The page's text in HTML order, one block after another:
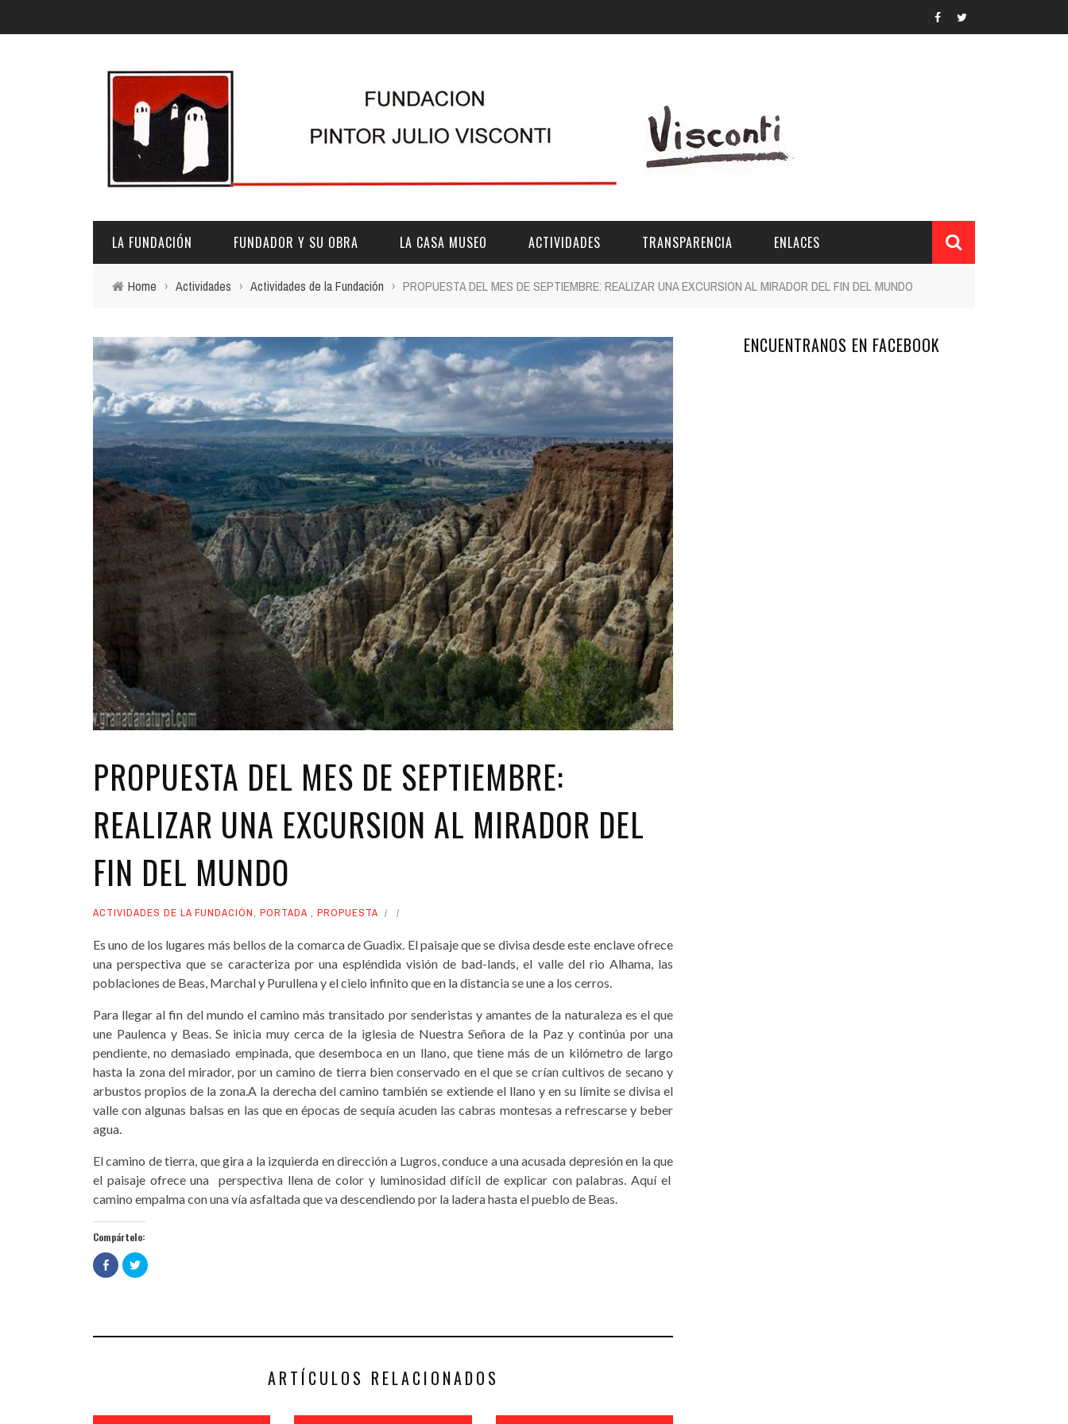
LA FUNDACIÓN
FINES
EL PATRONATO: COMPETENCIAS Y COMPOSICIÓN ACTUAL
FUNDADOR Y SU OBRA
PINTURAS
LA CASA MUSEO
VIDEOS
GALERÍA
FOTOMONTAJES
ACTIVIDADES
OTRAS ACTIVIDADES DE ÁMBITO COMARCAL Y PROVINCIAL
TRANSPARENCIA
REUNIONES Y ACUERDOS DEL PATRONATO
PRESUPUESTO Y CUENTAS ANUALES
ENLACES
Home › Actividades › Actividades de la Fundación › PROPUESTA DEL MES DE SEPTIEMBRE: REALIZAR UNA EXCURSION AL MIRADOR DEL FIN DEL MUNDO
PROPUESTA DEL MES DE SEPTIEMBRE:
REALIZAR UNA EXCURSION AL MIRADOR DEL
FIN DEL MUNDO
ACTIVIDADES DE LA FUNDACIÓN, PORTADA , PROPUESTA
Es uno de los lugares más bellos de la comarca de Guadix. El paisaje que se divisa desde este enclave ofrece
una perspectiva que se caracteriza por una espléndida visión de bad-lands, el valle del rio Alhama, las
poblaciones de Beas, Marchal y Purullena y el cielo infinito que en la distancia se une a los cerros.
Para llegar al fin del mundo el camino más transitado por senderistas y amantes de la naturaleza es el que
une Paulenca y Beas. Se inicia muy cerca de la iglesia de Nuestra Señora de la Paz y continúa por una
pendiente, no demasiado empinada, que desemboca en un llano, que tiene más de un kilómetro de largo
hasta la zona del mirador, por un camino de tierra bien conservado en el que se crían cultivos de secano y
arbustos propios de la zona.A la derecha del camino también se extiende el llano y en su límite se divisa el
valle con algunas balsas en las que en épocas de sequía acuden las cabras montesas a refrescarse y beber
agua.
El camino de tierra, que gira a la izquierda en dirección a Lugros, conduce a una acusada depresión en la que
el paisaje ofrece una perspectiva llena de color y luminosidad difícil de explicar con palabras. Aquí el
camino empalma con una vía asfaltada que va descendiendo por la ladera hasta el pueblo de Beas.
Compártelo:
Haz
clic
para
en
Haz
clic
en
ARTÍCULOS RELACIONADOS
ENCUENTRANOS EN FACEBOOK